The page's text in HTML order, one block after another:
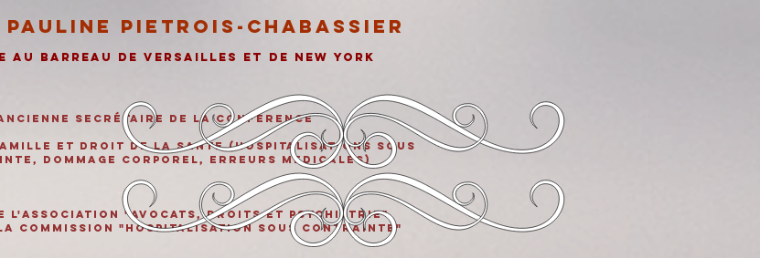
PIETROIS-CHABASSIER
au Barreau de vERSAILLES et de NEW YORK
secrétaire de la conférence
et droit de la sante (Hospitalisations sous
dommage corporel, erreurs medicales)
de l'Association "avocats, droits et psychiatrie"
LA COMMISSION "Hospitalisation sous contrainte"